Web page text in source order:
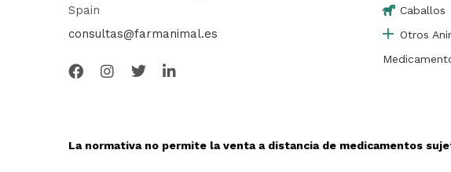
Spain
consultas@farmanimal.es
Caballos
Otros
La normativa no permite la venta a distancia de medicamentos